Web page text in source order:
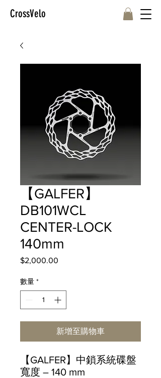
CrossVelo
【GALFER】
DB101WCL
CENTER-LOCK
140mm
$2,000.00
數量 *
新增至購物車
【GALFER】中鎖系統碟盤
寬度 – 140 mm